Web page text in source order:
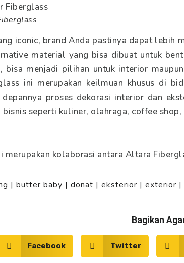
iconic, brand Anda pastinya dapat lebih
material yang bisa dibuat untuk
bisa menjadi pilihan untuk interior
ini merupakan keilmuan khusus di
depannya proses dekorasi interior dan
bisnis seperti kuliner, olahraga, coffee
merupakan kolaborasi antara Altara
| butter baby | donat | eksterior | exterior |
Bagikan
Facebook Twitter